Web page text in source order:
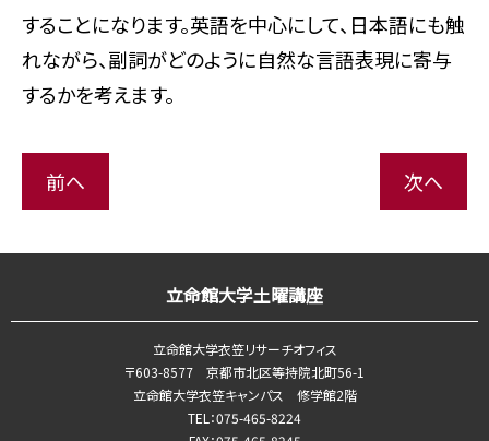
することになります。英語を中心にして、日本語にも触
れながら、副詞がどのように自然な言語表現に寄与
するかを考えます。
前へ 次へ
立命館大学土曜講座
立命館大学衣笠リサーチオフィス
〒603-8577 京都市北区等持院北町56-1
立命館大学衣笠キャンパス 修学館2階
TEL：075-465-8224